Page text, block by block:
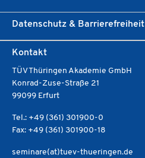
Datenschutz & Barrierefreiheit
Kontakt
TÜV Thüringen Akademie GmbH
Konrad-Zuse-Straße 21
99099 Erfurt
Tel.: +49 (361) 301900-0
Fax: +49 (361) 301900-18
seminare(at)tuev-thueringen.de